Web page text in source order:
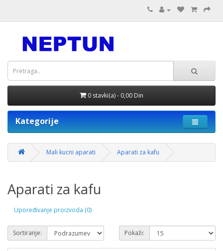
0 stavki(a) - 0,00 Din
Kategorije
Mali kucni aparati Aparati za kafu
Aparati za kafu
Upoređivanje proizvoda (0)
Sortiranje: Pokaži: